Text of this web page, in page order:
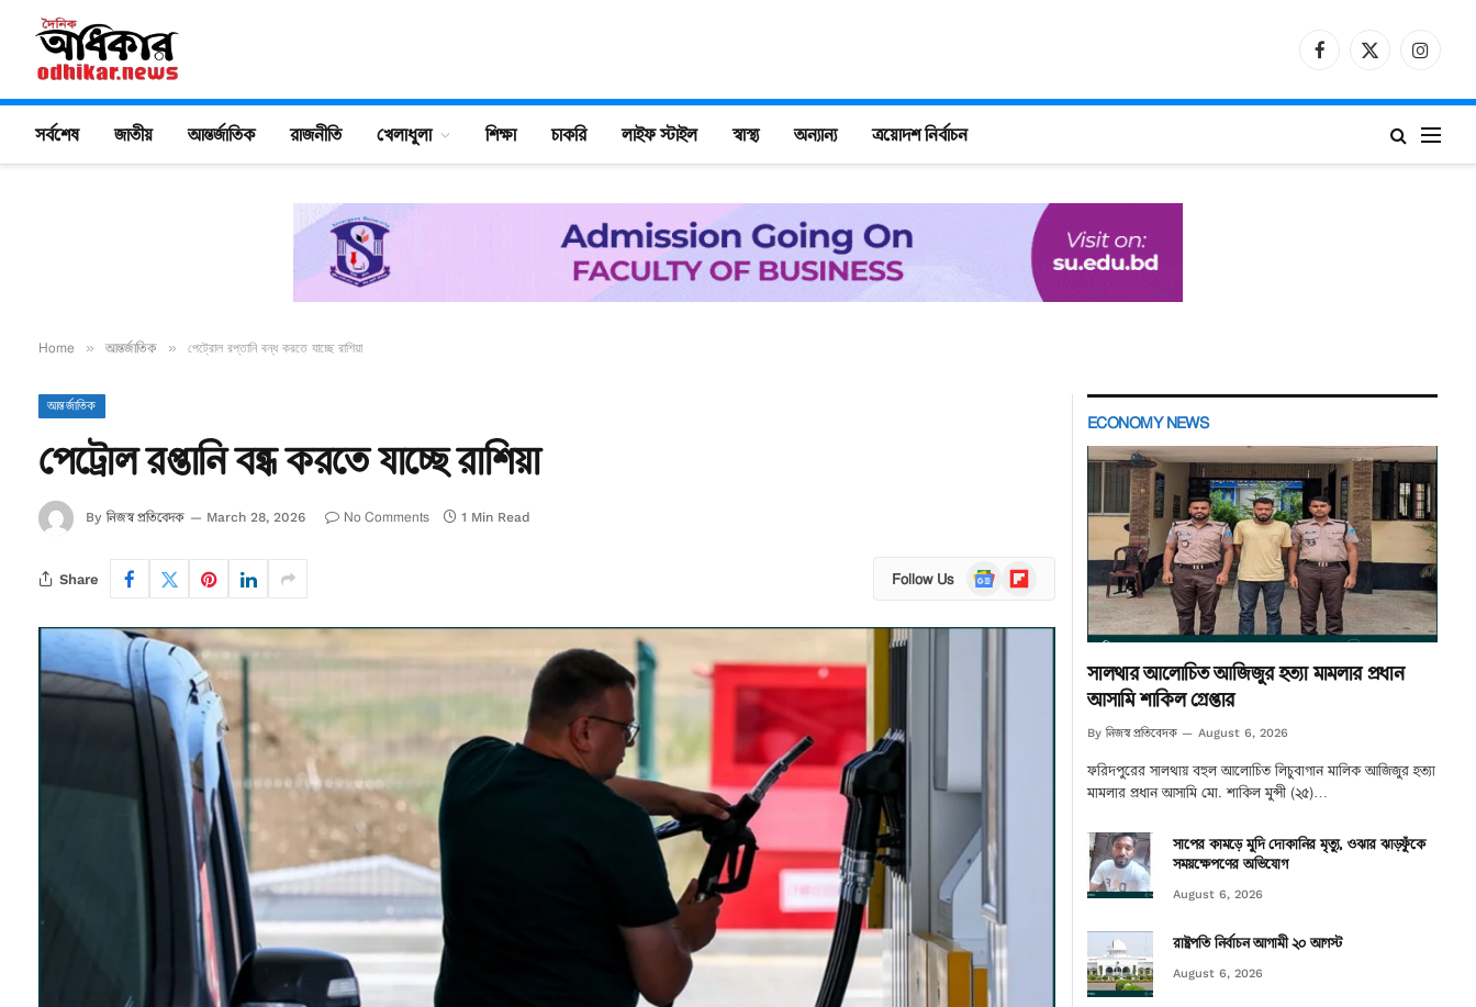
Facebook
X
সর্বশেষ জাতীয় আন্তর্জাতিক রাজনীতি খেলাধুলা শিক্ষা চাকরি লাইফ স্টাইল স্বাস্থ্য অন্যান্য ত্রয়োদশ নির্বাচন
Home » আন্তর্জাতিক » পেট্রোল রপ্তানি বন্ধ করতে যাচ্ছে রাশিয়া
আন্তর্জাতিক
পেট্রোল রপ্তানি বন্ধ করতে যাচ্ছে রাশিয়া
By নিজস্ব প্রতিবেদক March 28, 2026 No Comments 1 Min Read
Share Follow Us
Google
News
Flipboard
ECONOMY NEWS
সালথার আলোচিত আজিজুর হত্যা মামলার প্রধান
আসামি শাকিল গ্রেপ্তার
By নিজস্ব প্রতিবেদক August 6, 2026
ফরিদপুরের সালথায় বহুল আলোচিত লিচুবাগান মালিক আজিজুর হত্যা
মামলার প্রধান আসামি মো. শাকিল মুন্সী (২৫)…
সাপের কামড়ে মুদি দোকানির মৃত্যু, ওঝার ঝাড়ফুঁকে
সময়ক্ষেপণের অভিযোগ
August 6, 2026
রাষ্ট্রপতি নির্বাচন আগামী ২০ আগস্ট
August 6, 2026